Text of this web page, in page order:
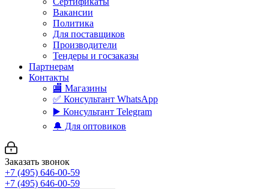
Вакансии
Политика
Для поставщиков
Производители
Тендеры и госзаказы
Партнерам
Контакты
🏬 Магазины
✅️ Консультант WhatsApp
▶️ Консультант Telegram
🔔 Для оптовиков
Заказать звонок
+7 (495) 646-00-59
+7 (495) 646-00-59